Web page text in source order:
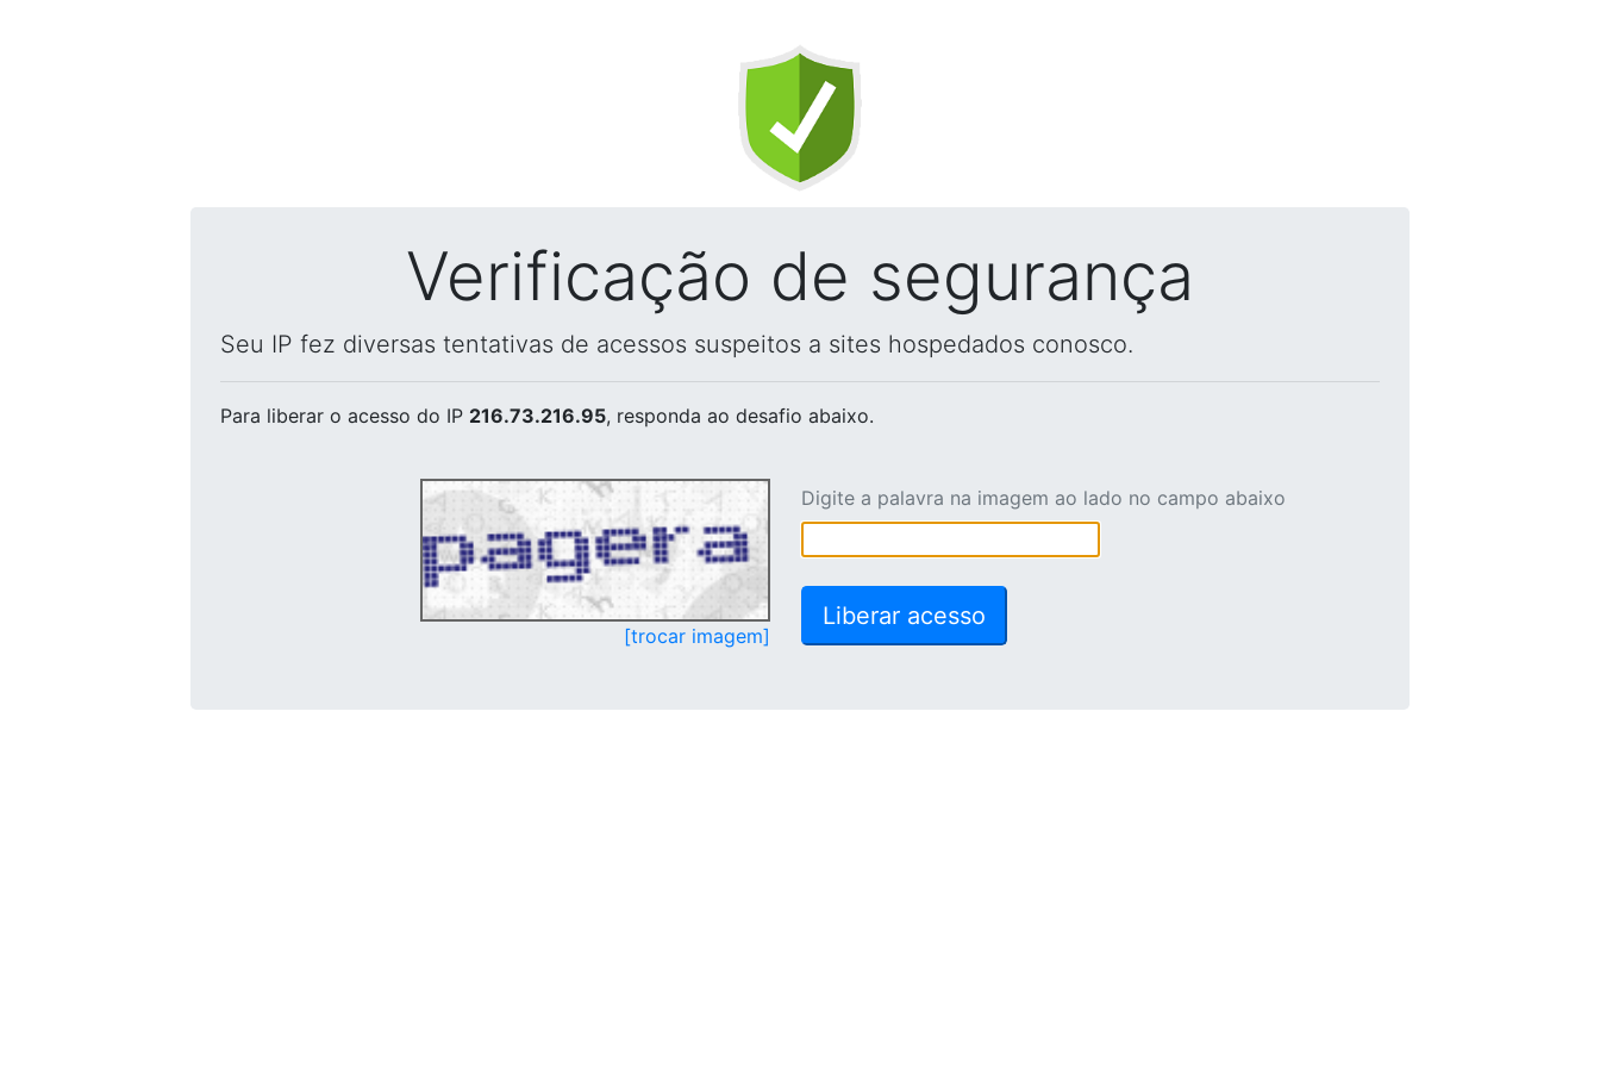
Verificação de segurança
Seu IP fez diversas tentativas de acessos suspeitos a sites hospedados conosco.
Para liberar o acesso do IP 216.73.216.95, responda ao desafio abaixo.
[trocar imagem]
Digite a palavra na imagem ao lado no campo abaixo